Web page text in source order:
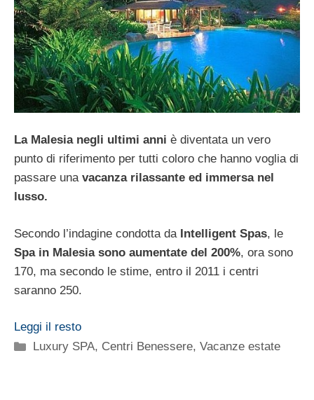
La Malesia negli ultimi anni è diventata un vero
punto di riferimento per tutti coloro che hanno voglia di
passare una vacanza rilassante ed immersa nel
lusso.
Secondo l’indagine condotta da Intelligent Spas, le
Spa in Malesia sono aumentate del 200%, ora sono
170, ma secondo le stime, entro il 2011 i centri
saranno 250.
Leggi il resto
Categorie
Luxury SPA, Centri Benessere,Vacanze estate